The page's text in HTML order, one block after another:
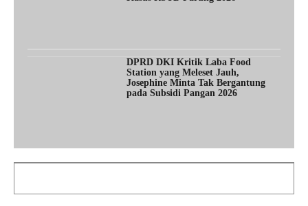
DPRD DKI Kritik Laba Food
Station yang Meleset Jauh,
Josephine Minta Tak Bergantung
pada Subsidi Pangan 2026